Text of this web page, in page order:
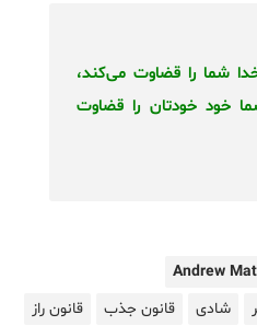
شما را قضاوت می‌کند،
خود خودتان را قضاوت
شادی قانون جذب
قانون راز